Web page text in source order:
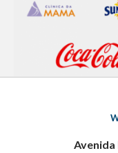
Avenida